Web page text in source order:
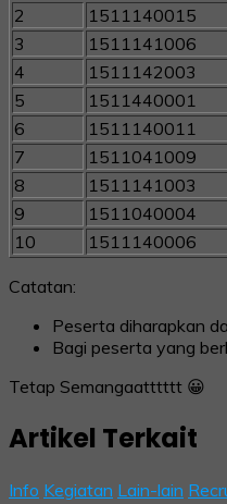
2
1511140015
3
1511141006
4
1511142003
5
1511440001
6
1511140011
7
1511041009
8
1511141003
9
1511040004
10
1511140006
Catatan:
Peserta diharapkan
Bagi peserta yang
Tetap Semangaatttttt 😀
Artikel Terkait
Info Kegiatan Lain-lain